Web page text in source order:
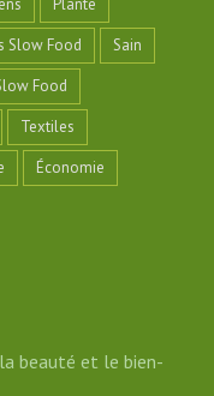
Plante
Slow Food
Sain
Food
Textiles
Économie
beauté et le bien-